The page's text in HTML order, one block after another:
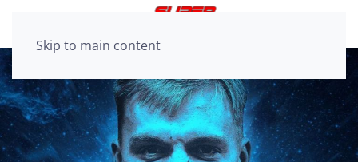
Skip to main content